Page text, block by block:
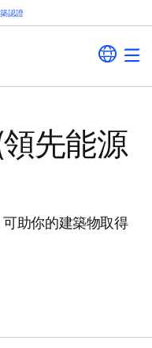
認證
先能源
助你的建築物取得